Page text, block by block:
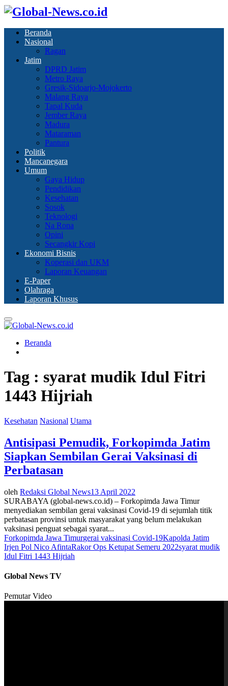
Beranda
Nasional
Ragan
Jatim
DPRD Jatim
Metro Raya
Gresik-Sidoarjo-Mojokerto
Malang Raya
Tapal Kuda
Jember Raya
Madura
Mataraman
Pantura
Politik
Mancanegara
Umum
Gaya Hidup
Pendidikan
Kesehatan
Sosok
Teknologi
Na Rona
Opini
Secangkir Kopi
Ekonomi Bisnis
Koperasi dan UKM
Laporan Keuangan
E-Paper
Olahraga
Laporan Khusus
Primary
Menu
Beranda
Tag : syarat mudik Idul Fitri
1443 Hijriah
Kesehatan Nasional Utama
Antisipasi Pemudik, Forkopimda Jatim
Siapkan Sembilan Gerai Vaksinasi di
Perbatasan
oleh Redaksi Global News13 April 2022
SURABAYA (global-news.co.id) – Forkopimda Jawa Timur
menyediakan sembilan gerai vaksinasi Covid-19 di sejumlah titik
perbatasan provinsi untuk masyarakat yang belum melakukan
vaksinasi penguat sebagai syarat...
Forkopimda Jawa Timurgerai vaksinasi Covid-19Kapolda Jatim
Irjen Pol Nico AfintaRakor Ops Ketupat Semeru 2022syarat mudik
Idul Fitri 1443 Hijriah
Global News TV
Pemutar Video